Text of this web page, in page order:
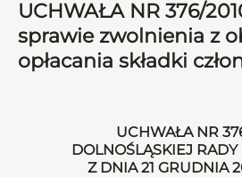
UCHWAŁA NR 376/
sprawie zwolnienia z
opłacania składki
UCHWAŁA NR
DOLNOŚLĄSKIEJ RADY
Z DNIA 21 GRUDNIA